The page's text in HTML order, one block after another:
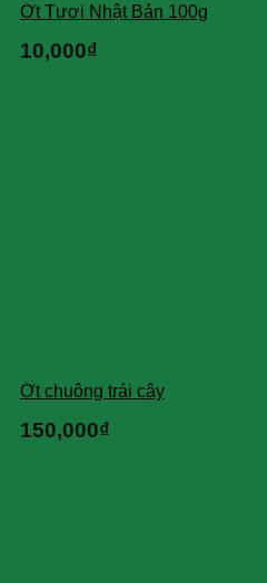
Ớt Tươi Nhật Bản 100g
10,000₫
Ớt chuông trái cây
150,000₫